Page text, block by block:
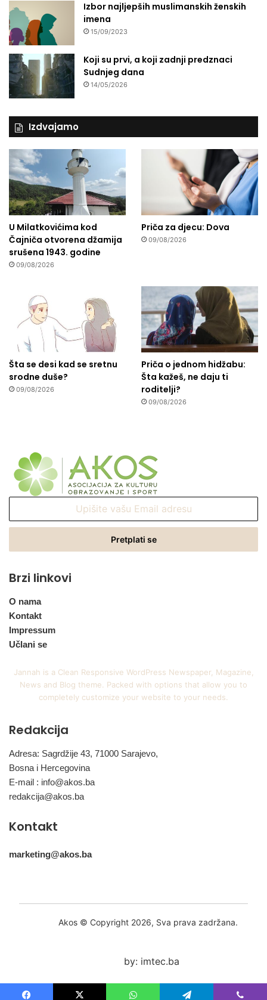
Izbor najljepših muslimanskih ženskih
imena
15/09/2023
Koji su prvi, a koji zadnji predznaci
Sudnjeg dana
14/05/2026
Izdvajamo
U Milatkovićima kod
Čajniča otvorena džamija
srušena 1943. godine
09/08/2026
Priča za djecu: Dova
09/08/2026
Šta se desi kad se sretnu
srodne duše?
09/08/2026
Priča o jednom hidžabu:
Šta kažeš, ne daju ti
roditelji?
09/08/2026
Email
Brzi linkovi
O nama
Kontakt
Impressum
Učlani se
Jannah is a Clean Responsive WordPress Newspaper, Magazine,
News and Blog theme. Packed with options that allow you to
completely customize your website to your needs.
Redakcija
Adresa: Sagrdžije 43, 71000 Sarajevo,
Bosna i Hercegovina
E-mail : info@akos.ba
redakcija@akos.ba
Kontakt
marketing@akos.ba
Akos © Copyright 2026, Sva prava zadržana.
by: imtec.ba